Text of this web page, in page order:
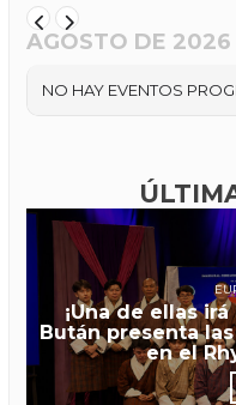
AGOSTO DE 2026
NO HAY EVENTOS
¡Una de ellas
Bután presenta
en el